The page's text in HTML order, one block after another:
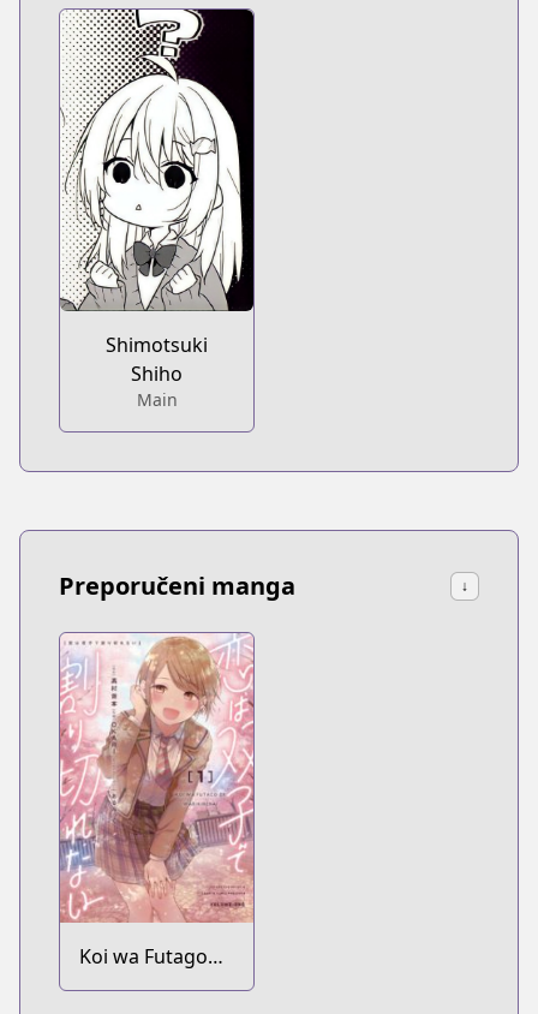
Shimotsuki
Shiho
Main
Preporučeni manga ↓
Koi wa Futago
de Warikirenai